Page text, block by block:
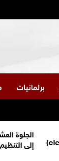
برلمانيات
الجلوة
إلى التنظيم